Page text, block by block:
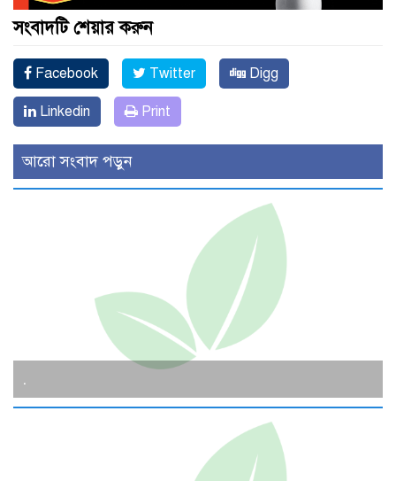
সংবাদটি শেয়ার করুন
Facebook Twitter Digg
Linkedin Print
আরো সংবাদ পড়ুন
.